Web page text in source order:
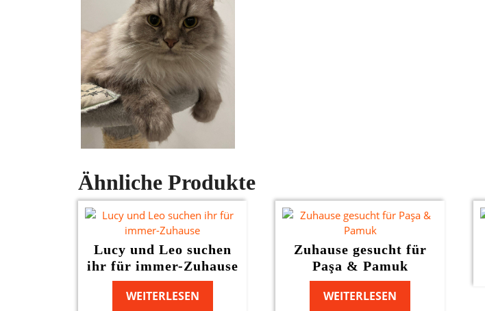
Ähnliche Produkte
Lucy und Leo suchen
ihr für immer-Zuhause
WEITERLESEN
Zuhause gesucht für
Paşa & Pamuk
WEITERLESEN